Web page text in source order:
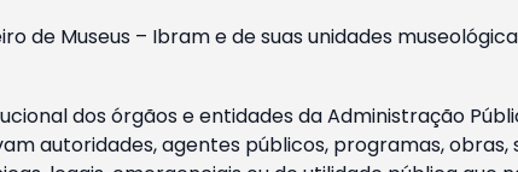
de Museus – Ibram e de suas unidades
dos órgãos e entidades da Administração
autoridades, agentes públicos, programas, obras,